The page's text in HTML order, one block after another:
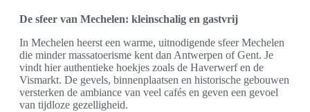
De sfeer van Mechelen: kleinschalig en gastvrij
In Mechelen heerst een warme, uitnodigende sfeer Mechelen
die minder massatoerisme kent dan Antwerpen of Gent. Je
vindt hier authentieke hoekjes zoals de Haverwerf en de
Vismarkt. De gevels, binnenplaatsen en historische gebouwen
versterken de ambiance van veel cafés en geven een gevoel
van tijdloze gezelligheid.